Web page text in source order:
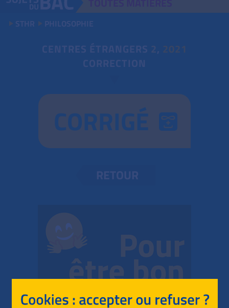
STHR PHILOSOPHIE
CENTRES ÉTRANGERS 2, 2021
CORRECTION
CORRIGÉ
RETOUR